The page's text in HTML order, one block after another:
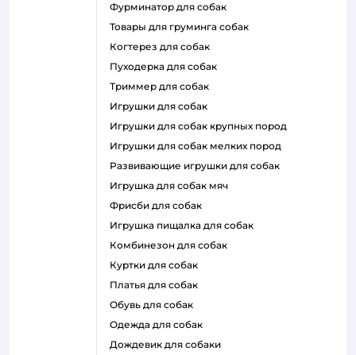
фурминатор для собак
товары для груминга собак
когтерез для собак
пуходерка для собак
триммер для собак
игрушки для собак
игрушки для собак крупных пород
игрушки для собак мелких пород
развивающие игрушки для собак
игрушка для собак мяч
фрисби для собак
игрушка пищалка для собак
комбинезон для собак
куртки для собак
платья для собак
обувь для собак
одежда для собак
дождевик для собаки